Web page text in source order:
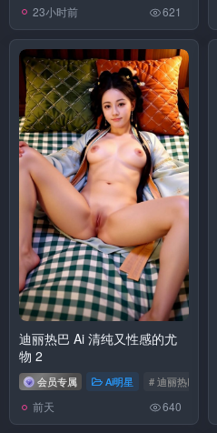
23小时前 621
迪丽热巴 Ai 清纯又性感的尤
物 2
会员专属 Ai明星 # 迪丽热巴
前天 640